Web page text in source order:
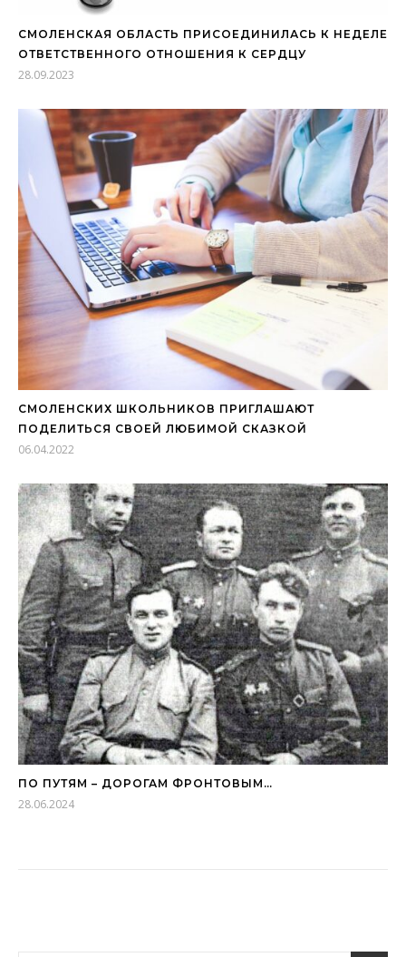
СМОЛЕНСКАЯ ОБЛАСТЬ ПРИСОЕДИНИЛАСЬ К НЕДЕЛЕ
ОТВЕТСТВЕННОГО ОТНОШЕНИЯ К СЕРДЦУ
28.09.2023
СМОЛЕНСКИХ ШКОЛЬНИКОВ ПРИГЛАШАЮТ
ПОДЕЛИТЬСЯ СВОЕЙ ЛЮБИМОЙ СКАЗКОЙ
06.04.2022
ПО ПУТЯМ – ДОРОГАМ ФРОНТОВЫМ…
28.06.2024